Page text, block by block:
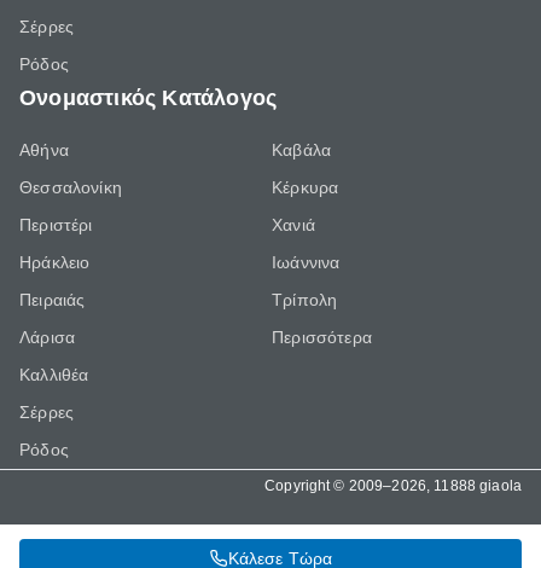
Κάλεσε Τώρα
Σέρρες
Ρόδος
Ονομαστικός Κατάλογος
Αθήνα
Θεσσαλονίκη
Περιστέρι
Ηράκλειο
Πειραιάς
Λάρισα
Καλλιθέα
Σέρρες
Ρόδος
Καβάλα
Κέρκυρα
Χανιά
Ιωάννινα
Τρίπολη
Περισσότερα
Copyright © 2009–2026, 11888 giaola